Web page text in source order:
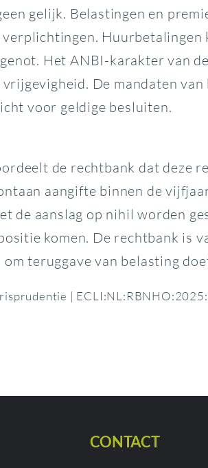
gelijk. Belastingen en
Huurbetalingen
Het ANBI-karakter van
De mandaten
voor geldige besluiten.
de rechtbank dat deze
aangifte binnen de
de aanslag op nihil worden
komen. De rechtbank is
teruggave van belasting
|
CONTACT